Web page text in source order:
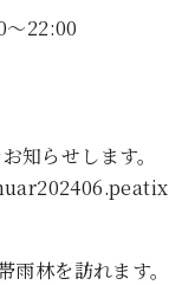
～22:00
らせします。
林を訪れます。